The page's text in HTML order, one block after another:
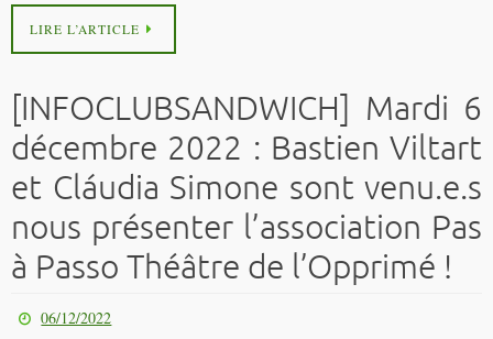
LIRE L’ARTICLE
[INFOCLUBSANDWICH] Mardi 6
décembre 2022 : Bastien Viltart
et Cláudia Simone sont venu.e.s
nous présenter l’association Pas
à Passo Théâtre de l’Opprimé !
06/12/2022